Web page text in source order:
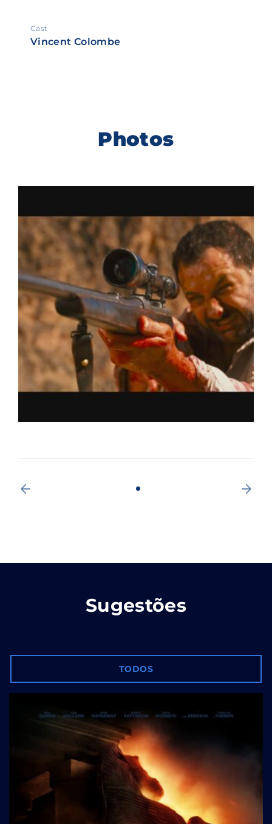
Cast
Vincent Colombe
Photos
Sugestões
TODOS